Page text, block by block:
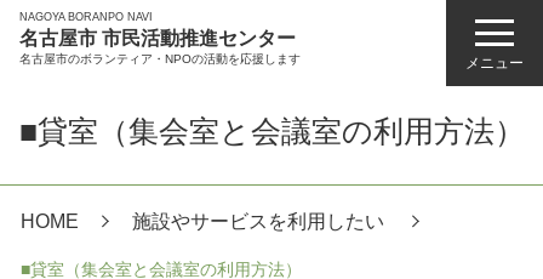
NAGOYA BORANPO NAVI
名古屋市 市民活動推進センター
名古屋市のボランティア・NPOの活動を応援します メニュー
■貸室（集会室と会議室の利用方法）
HOME 施設やサービスを利用したい
■貸室（集会室と会議室の利用方法）